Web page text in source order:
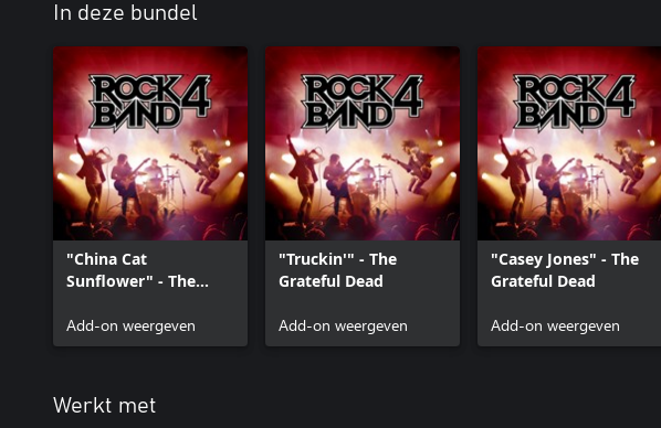
In deze bundel
"China Cat
Sunflower" - The
Add-on weergeven
"Truckin'" - The
Grateful Dead
Add-on weergeven
"Casey Jones" - The
Grateful Dead
Add-on weergeven
Werkt met